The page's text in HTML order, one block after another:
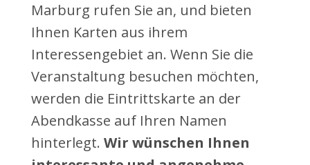
Marburg rufen Sie an, und bieten
Ihnen Karten aus ihrem
Interessengebiet an. Wenn Sie die
Veranstaltung besuchen möchten,
werden die Eintrittskarte an der
Abendkasse auf Ihren Namen
hinterlegt. Wir wünschen Ihnen